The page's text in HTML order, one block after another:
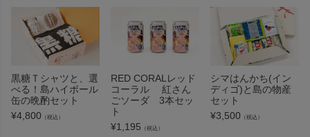
黒糖Ｔシャツと、選
べる！島ハイボール
缶の晩酌セット
¥4,800 （税込）
RED CORALレッド
コーラル 紅さん
ごソーダ 3本セッ
ト
¥1,195 （税込）
シマはんかち(イン
ディゴ)と島の物産
セット
¥3,500 （税込）